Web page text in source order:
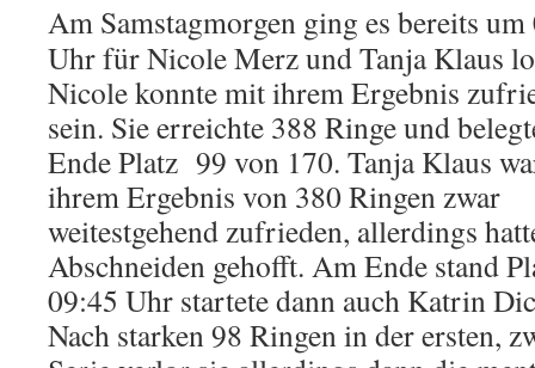
Am Samstagmorgen ging es bereits
Uhr für Nicole Merz und Tanja Klaus
Nicole konnte mit ihrem Ergebnis
sein. Sie erreichte 388 Ringe und
Ende Platz 99 von 170. Tanja Klaus
ihrem Ergebnis von 380 Ringen zwar
weitestgehend zufrieden, allerdings
Abschneiden gehofft. Am Ende stand
09:45 Uhr startete dann auch Katrin
Nach starken 98 Ringen in der ersten,